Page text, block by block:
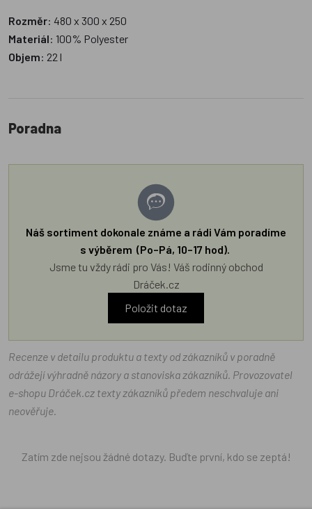
Rozměr: 480 x 300 x 250
Materiál: 100% Polyester
Objem: 22 l
Poradna
Náš sortiment dokonale známe a rádi Vám poradíme
s výběrem (Po–Pá, 10–17 hod).
Jsme tu vždy rádi pro Vás! Váš rodinný obchod
Dráček.cz
Položit dotaz
Recenze v detailu produktu a texty od zákazníků v poradně
odrážejí výhradně názory a stanoviska zákazníků. Provozovatel
e-shopu Dráček.cz texty zákazníků předem neschvaluje ani
neověřuje.
Zatím zde nejsou žádné dotazy. Buďte první, kdo se zeptá!